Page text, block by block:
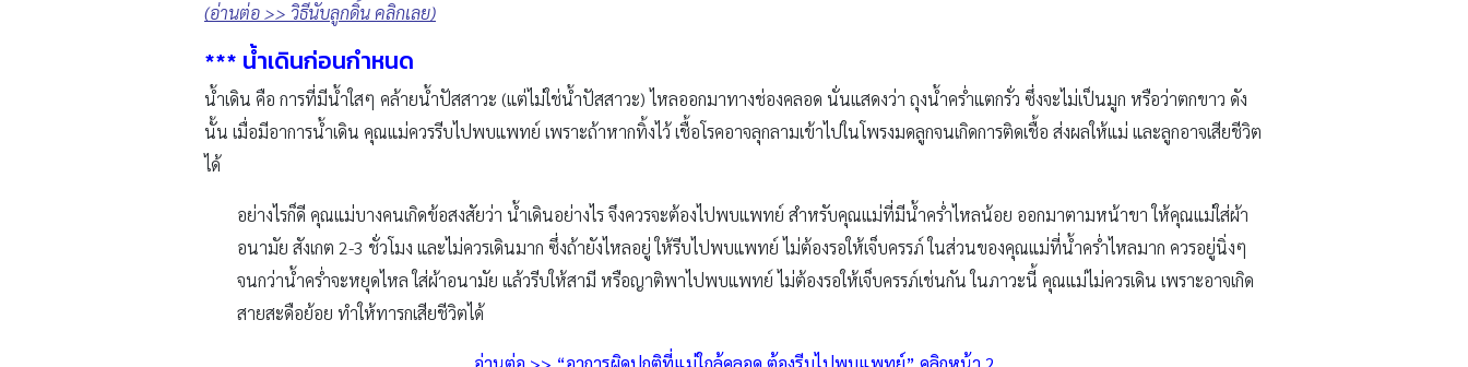
(อ่านต่อ>> วิธีนับลูกดิ้น คลิกเลย)
*** น้ำเดินก่อนกำหนด
น้ำเดิน คือ การที่มีน้ำใสๆ คล้ายน้ำปัสสาวะ (แต่ไม่ใช่น้ำปัสสาวะ) ไหลออกมาทางช่องคลอด นั่นแสดงว่า ถุงน้ำคร่ำแตกรั่ว ซึ่งจะไม่เป็นมูก หรือว่าตกขาว ดัง
นั้น เมื่อมีอาการน้ำเดิน คุณแม่ควรรีบไปพบแพทย์ เพราะถ้าหากทิ้งไว้ เชื้อโรคอาจลุกลามเข้าไปในโพรงมดลูกจนเกิดการติดเชื้อ ส่งผลให้แม่ และลูกอาจเสียชีวิต
ได้
อย่างไรก็ดี คุณแม่บางคนเกิดข้อสงสัยว่า น้ำเดินอย่างไร จึงควรจะต้องไปพบแพทย์ สำหรับคุณแม่ที่มีน้ำคร่ำไหลน้อย ออกมาตามหน้าขา ให้คุณแม่ใส่ผ้า
อนามัย สังเกต 2-3 ชั่วโมง และไม่ควรเดินมาก ซึ่งถ้ายังไหลอยู่ ให้รีบไปพบแพทย์ ไม่ต้องรอให้เจ็บครรภ์ ในส่วนของคุณแม่ที่น้ำคร่ำไหลมาก ควรอยู่นิ่งๆ
จนกว่าน้ำคร่ำจะหยุดไหล ใส่ผ้าอนามัย แล้วรีบให้สามี หรือญาติพาไปพบแพทย์ ไม่ต้องรอให้เจ็บครรภ์เช่นกัน ในภาวะนี้ คุณแม่ไม่ควรเดิน เพราะอาจเกิด
สายสะดือย้อย ทำให้ทารกเสียชีวิตได้